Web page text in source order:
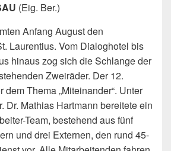
(Eig. Ber.)
Anfang August den
Laurentius. Vom Dialoghotel bis
hinaus zog sich die Schlange der
Zweiräder. Der 12.
dem Thema „Miteinander“. Unter
Dr. Mathias Hartmann bereitete ein
Team, bestehend aus fünf
und drei Externen, den rund 45-